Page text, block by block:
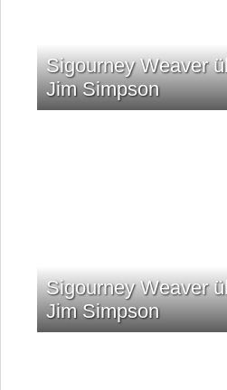
Sigourney Weaver
Jim Simpson
Sigourney Weaver
Jim Simpson